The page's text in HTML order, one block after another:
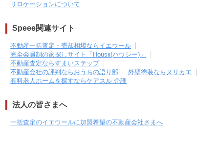
リロケーションについて
Speee関連サイト
不動産一括査定・売却相場ならイエウール
完全会員制の家探しサイト「Housii(ハウシー)」
不動産査定ならすまいステップ
不動産会社の評判ならおうちの語り部
外壁塗装ならヌリカエ
有料老人ホームを探すならケアスル 介護
法人の皆さまへ
一括査定のイエウールに加盟希望の不動産会社さまへ